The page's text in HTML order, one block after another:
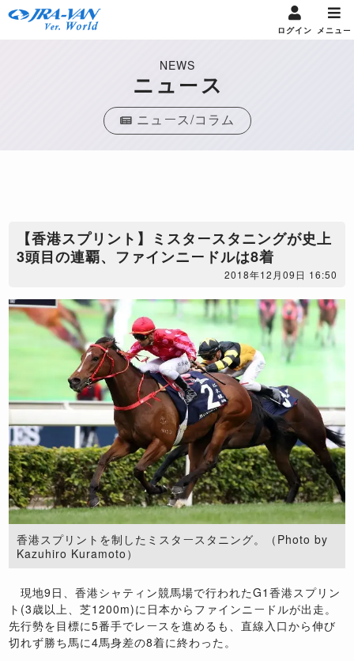
ログイン メニュー
NEWS
ニュース
ニュース/コラム
【香港スプリント】ミスタースタニングが史上
3頭目の連覇、ファインニードルは8着
2018年12月09日 16:50
香港スプリントを制したミスタースタニング。（Photo by
Kazuhiro Kuramoto）
現地9日、香港シャティン競馬場で行われたG1香港スプリン
ト(3歳以上、芝1200m)に日本からファインニードルが出走。
先行勢を目標に5番手でレースを進めるも、直線入口から伸び
切れず勝ち馬に4馬身差の8着に終わった。